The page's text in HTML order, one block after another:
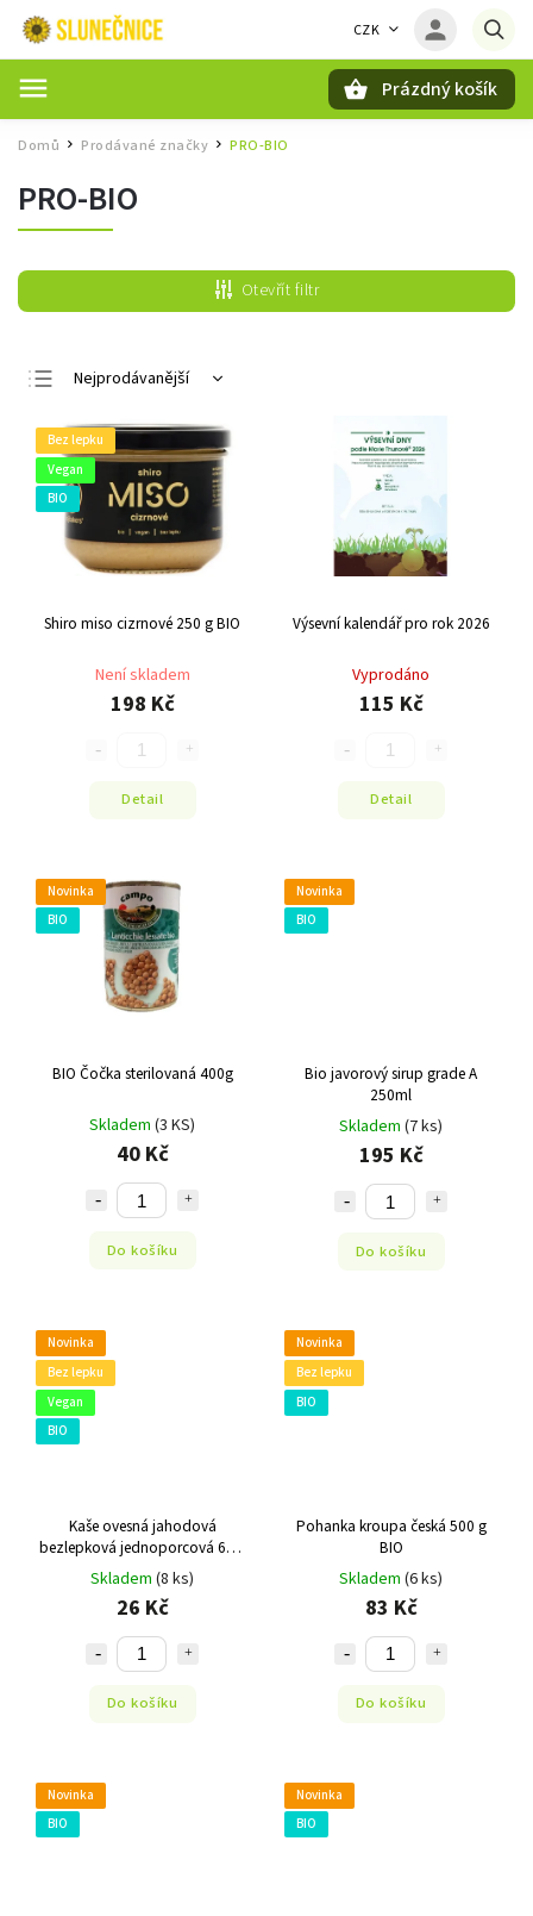
CZK
Prázdný košík
Domů / Prodávané značky / PRO-BIO
PRO-BIO
Otevřít filtr
Nejprodávanější
Nejdražší
Abecedně
Bez lepku
Vegan
BIO
Shiro miso cizrnové 250 g BIO
Není skladem
198 Kč
Detail
Výsevní kalendář pro rok 2026
Vyprodáno
115 Kč
Detail
Novinka
BIO
BIO Čočka sterilovaná 400g
Skladem (3 KS)
40 Kč
Do košíku
Novinka
BIO
Bio javorový sirup grade A
250ml
Skladem (7 ks)
195 Kč
Do košíku
Novinka
Bez lepku
Vegan
BIO
Kaše ovesná jahodová
bezlepková jednoporcová 65 g
Skladem (8 ks)
26 Kč
Do košíku
Novinka
Bez lepku
BIO
Pohanka kroupa česká 500 g
BIO
Skladem (6 ks)
83 Kč
Do košíku
Novinka
BIO
Novinka
BIO